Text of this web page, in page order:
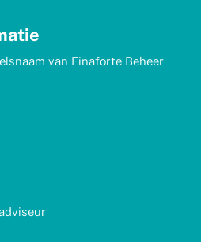
van Finaforte Beheer